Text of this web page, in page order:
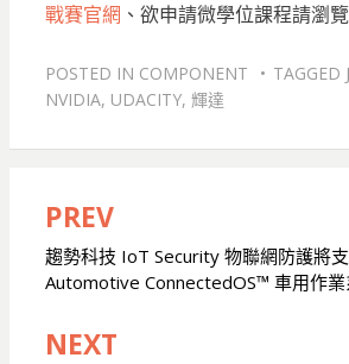
戰賽官網 、欲申請微學位課程請瀏覽
POSTED IN COMPONENT TAGGED
NVIDIA, UDACITY, 輝達
文
章
導
覽
PREV
趨勢科技 IoT Security 物聯網防護將
Automotive ConnectedOS™ 車用作業
NEXT